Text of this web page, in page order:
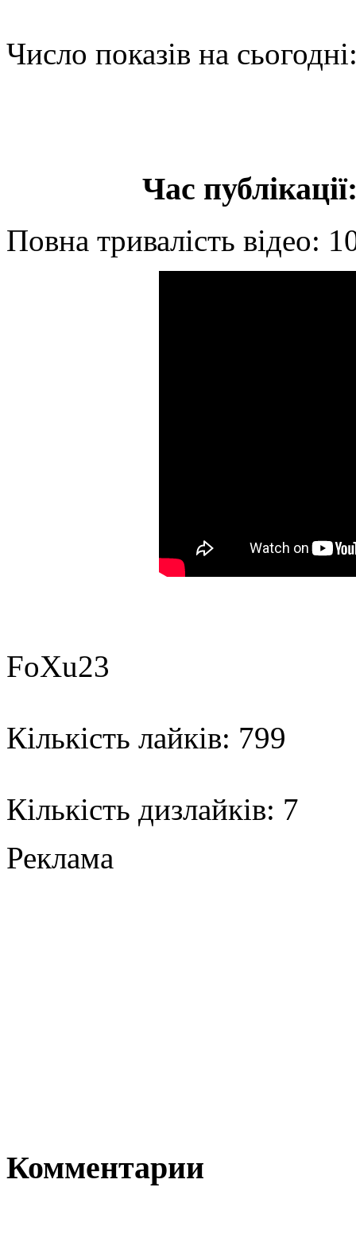
Число показів на
Час
Повна тривалість відео:
FoXu23
Кількість лайків: 799
Кількість дизлайків: 7
Реклама
Комментарии